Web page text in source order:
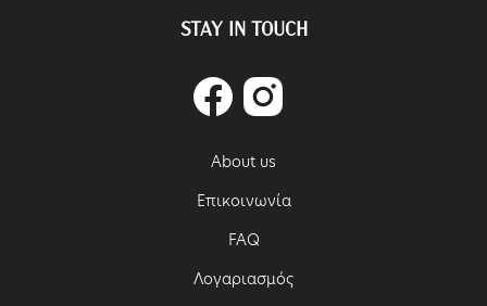
STAY IN TOUCH
FacebookInstagram
About us
Επικοινωνία
FAQ
Λογαριασμός